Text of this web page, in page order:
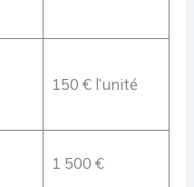
150 € l’unité
1 500 €